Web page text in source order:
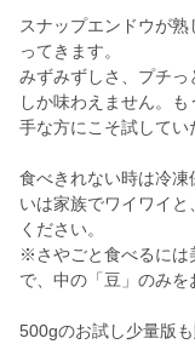
スナップエンドウが
ってきます。
みずみずしさ、プチ
しか味わえません。
手な方にこそ試してい
食べきれない時は冷
いは家族でワイワイ
ください。
※さやごと食べるには
で、中の「豆」のみを
500gのお試し少量版